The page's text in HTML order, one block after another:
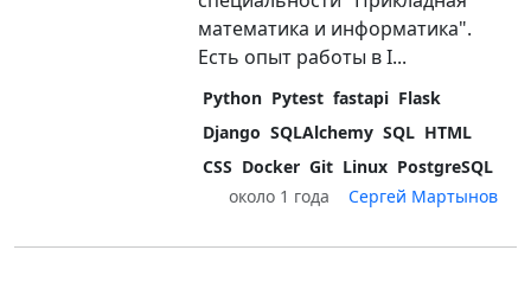
математика и информатика".
Есть опыт работы в I...
Python Pytest fastapi Flask
Django SQLAlchemy SQL HTML
CSS Docker Git Linux PostgreSQL
около 1 года
Сергей Мартынов